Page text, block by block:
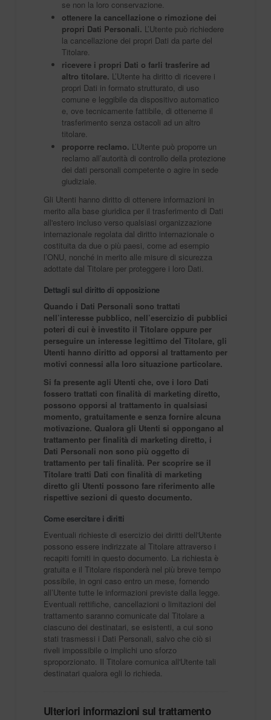
se non la loro conservazione.
ottenere la cancellazione o rimozione dei
propri Dati Personali. L’Utente può richiedere
la cancellazione dei propri Dati da parte del
Titolare.
ricevere i propri Dati o farli trasferire ad
altro titolare. L’Utente ha diritto di ricevere i
propri Dati in formato strutturato, di uso
comune e leggibile da dispositivo automatico
e, ove tecnicamente fattibile, di ottenerne il
trasferimento senza ostacoli ad un altro
titolare.
proporre reclamo. L’Utente può proporre un
reclamo all’autorità di controllo della protezione
dei dati personali competente o agire in sede
giudiziale.
Gli Utenti hanno diritto di ottenere informazioni in
merito alla base giuridica per il trasferimento di Dati
all'estero incluso verso qualsiasi organizzazione
internazionale regolata dal diritto internazionale o
costituita da due o più paesi, come ad esempio
l’ONU, nonché in merito alle misure di sicurezza
adottate dal Titolare per proteggere i loro Dati.
Dettagli sul diritto di opposizione
Quando i Dati Personali sono trattati
nell’interesse pubblico, nell’esercizio di pubblici
poteri di cui è investito il Titolare oppure per
perseguire un interesse legittimo del Titolare, gli
Utenti hanno diritto ad opporsi al trattamento per
motivi connessi alla loro situazione particolare.
Si fa presente agli Utenti che, ove i loro Dati
fossero trattati con finalità di marketing diretto,
possono opporsi al trattamento in qualsiasi
momento, gratuitamente e senza fornire alcuna
motivazione. Qualora gli Utenti si oppongano al
trattamento per finalità di marketing diretto, i
Dati Personali non sono più oggetto di
trattamento per tali finalità. Per scoprire se il
Titolare tratti Dati con finalità di marketing
diretto gli Utenti possono fare riferimento alle
rispettive sezioni di questo documento.
Come esercitare i diritti
Eventuali richieste di esercizio dei diritti dell'Utente
possono essere indirizzate al Titolare attraverso i
recapiti forniti in questo documento. La richiesta è
gratuita e il Titolare risponderà nel più breve tempo
possibile, in ogni caso entro un mese, fornendo
all’Utente tutte le informazioni previste dalla legge.
Eventuali rettifiche, cancellazioni o limitazioni del
trattamento saranno comunicate dal Titolare a
ciascuno dei destinatari, se esistenti, a cui sono
stati trasmessi i Dati Personali, salvo che ciò si
riveli impossibile o implichi uno sforzo
sproporzionato. Il Titolare comunica all'Utente tali
destinatari qualora egli lo richieda.
Ulteriori informazioni sul trattamento